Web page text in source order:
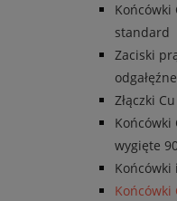
Końcówki
standard
Zaciski
odgałęźne
Złączki
Końcówki
wygięte
Końcówki
Końcówki